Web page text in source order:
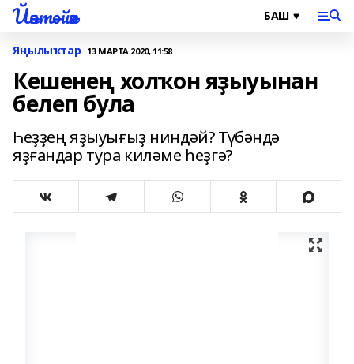
Йәнтөйәк
Яңылыҡтар 13 МАРТА 2020, 11:58
Кешенең холҡон яҙыуынан
белеп була
Һеҙҙең яҙыуығыҙ ниндәй? Түбәндә
яҙғандар тура киләме һеҙгә?